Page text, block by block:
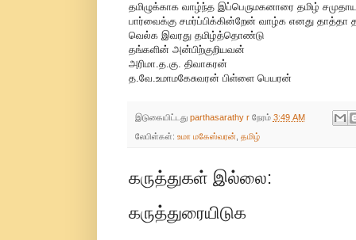
தமிழுக்காக வாழ்ந்த இப்பெருமகனாரை தமிழ்
பார்வைக்கு சமர்ப்பிக்கின்றேன் வாழ்க எனது தாத்தா
வெல்க இவரது தமிழ்த்தொண்டு
தங்களின் அன்பிற்குறியவன்
அரிமா.த.கு. திவாகரன்
த.வே.உமாமகேசுவரன் பிள்ளை பெயரன்
இடுகையிட்டது parthasarathy r நேரம் 3:49 AM
லேபிள்கள்: உமா மகேஸ்வரன், தமிழ்
கருத்துகள் இல்லை:
கருத்துரையிடுக